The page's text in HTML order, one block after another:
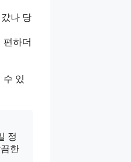
나 당
편하더
수 있
정
한